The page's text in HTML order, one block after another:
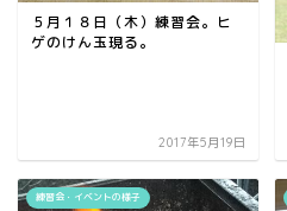
５月１８日（木）練習会。ヒ
ゲのけん玉現る。
2017年5月19日
練習会・イベントの様子